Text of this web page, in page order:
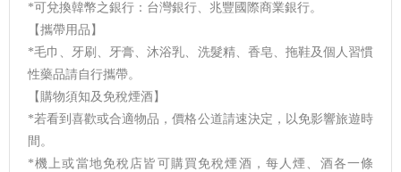
*可兌換韓幣之銀行：台灣銀行、兆豐國際商業銀行。
【攜帶用品】
*毛巾、牙刷、牙膏、沐浴乳、洗髮精、香皂、拖鞋及個人習慣
性藥品請自行攜帶。
【購物須知及免稅煙酒】
*若看到喜歡或合適物品，價格公道請速決定，以免影響旅遊時
間。
*機上或當地免稅店皆可購買免稅煙酒，每人煙、酒各一條